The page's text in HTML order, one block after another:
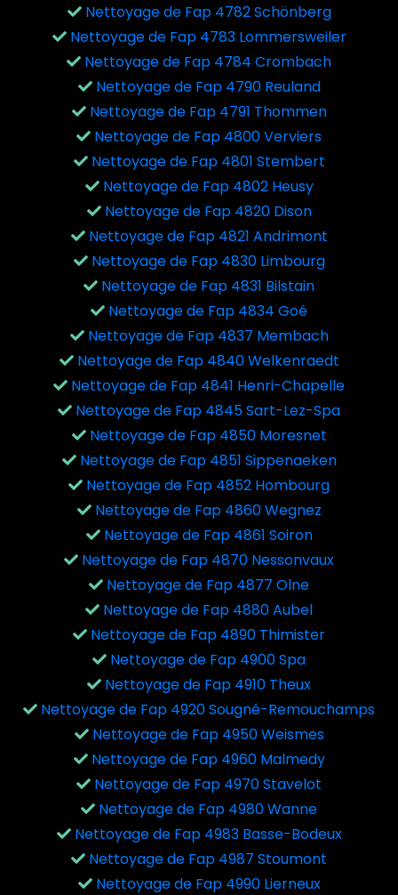
Nettoyage de Fap 4782 Schönberg
Nettoyage de Fap 4783 Lommersweiler
Nettoyage de Fap 4784 Crombach
Nettoyage de Fap 4790 Reuland
Nettoyage de Fap 4791 Thommen
Nettoyage de Fap 4800 Verviers
Nettoyage de Fap 4801 Stembert
Nettoyage de Fap 4802 Heusy
Nettoyage de Fap 4820 Dison
Nettoyage de Fap 4821 Andrimont
Nettoyage de Fap 4830 Limbourg
Nettoyage de Fap 4831 Bilstain
Nettoyage de Fap 4834 Goé
Nettoyage de Fap 4837 Membach
Nettoyage de Fap 4840 Welkenraedt
Nettoyage de Fap 4841 Henri-Chapelle
Nettoyage de Fap 4845 Sart-Lez-Spa
Nettoyage de Fap 4850 Moresnet
Nettoyage de Fap 4851 Sippenaeken
Nettoyage de Fap 4852 Hombourg
Nettoyage de Fap 4860 Wegnez
Nettoyage de Fap 4861 Soiron
Nettoyage de Fap 4870 Nessonvaux
Nettoyage de Fap 4877 Olne
Nettoyage de Fap 4880 Aubel
Nettoyage de Fap 4890 Thimister
Nettoyage de Fap 4900 Spa
Nettoyage de Fap 4910 Theux
Nettoyage de Fap 4920 Sougné-Remouchamps
Nettoyage de Fap 4950 Weismes
Nettoyage de Fap 4960 Malmedy
Nettoyage de Fap 4970 Stavelot
Nettoyage de Fap 4980 Wanne
Nettoyage de Fap 4983 Basse-Bodeux
Nettoyage de Fap 4987 Stoumont
Nettoyage de Fap 4990 Lierneux